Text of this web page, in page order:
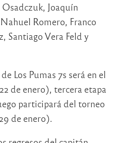
Joaquín
Romero, Franco
Santiago Vera Feld y
Los Pumas 7s será en el
de enero), tercera etapa
participará del torneo
de enero).